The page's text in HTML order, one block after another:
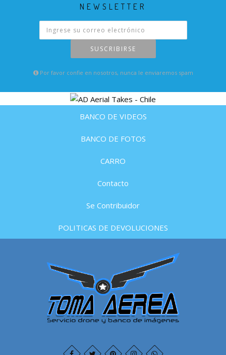
NEWSLETTER
SUSCRIBIRSE
Por favor confie en nosotros, nunca le enviaremos spam
BANCO DE VIDEOS
BANCO DE FOTOS
CARRO
Contacto
Se Contribuidor
POLITICAS DE DEVOLUCIONES